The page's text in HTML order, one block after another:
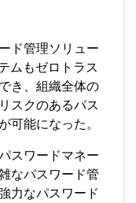
ド管理ソリュー
ムもゼロトラス
き、組織全体の
スクのあるパス
可能になった。
スワードマネー
なパスワード管
力なパスワード